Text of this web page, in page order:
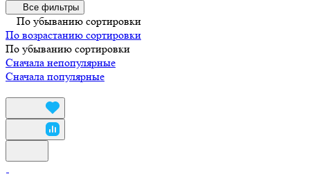
Все фильтры
По убыванию сортировки
По возрастанию сортировки
По убыванию сортировки
Сначала непопулярные
Сначала популярные